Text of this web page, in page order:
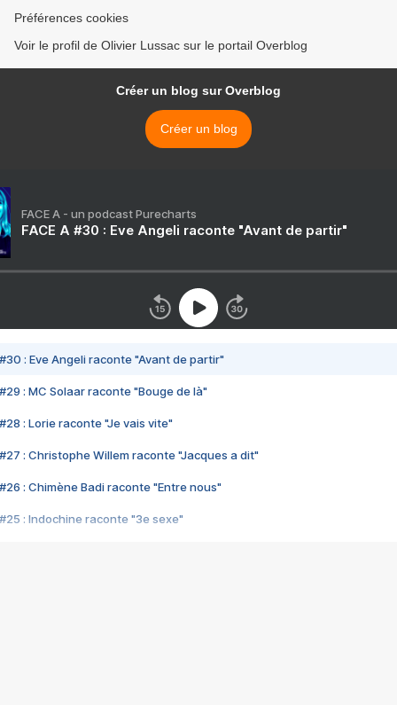
Préférences cookies
Voir le profil de Olivier Lussac sur le portail Overblog
Créer un blog sur Overblog
Créer un blog
FACE A - un podcast Purecharts
FACE A #30 : Eve Angeli raconte "Avant de partir"
#30 : Eve Angeli raconte "Avant de partir"
#29 : MC Solaar raconte "Bouge de là"
#28 : Lorie raconte "Je vais vite"
#27 : Christophe Willem raconte "Jacques a dit"
#26 : Chimène Badi raconte "Entre nous"
#25 : Indochine raconte "3e sexe"